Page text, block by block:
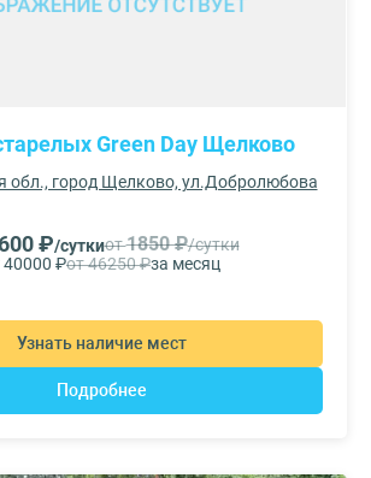
Green Day Щелково
обл., город Щелково, ул.Добролюбова
₽/суткиот1850 ₽/сутки
40000 ₽от 46250 ₽за месяц
Узнать наличие мест
Подробнее